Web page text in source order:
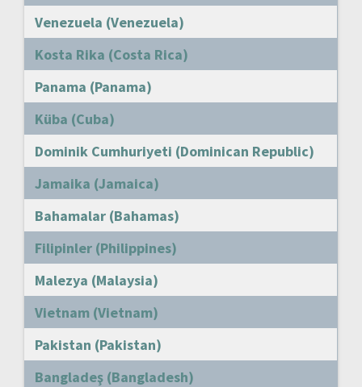
Venezuela (Venezuela)
Kosta Rika (Costa Rica)
Panama (Panama)
Küba (Cuba)
Dominik Cumhuriyeti (Dominican Republic)
Jamaika (Jamaica)
Bahamalar (Bahamas)
Filipinler (Philippines)
Malezya (Malaysia)
Vietnam (Vietnam)
Pakistan (Pakistan)
Bangladeş (Bangladesh)